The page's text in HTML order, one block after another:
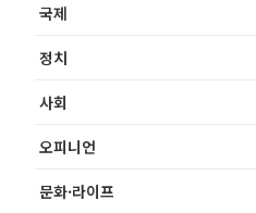
국제
정치
사회
오피니언
문화·라이프